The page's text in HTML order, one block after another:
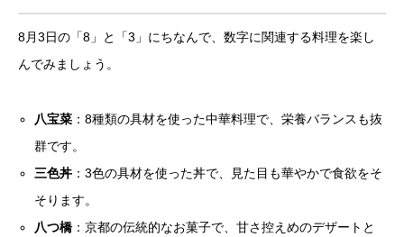
8月3日の「8」と「3」にちなんで、数字に関連する料理を楽し
んでみましょう。
八宝菜 ：8種類の具材を使った中華料理で、栄養バランスも抜
群です。
三色丼 ：3色の具材を使った丼で、見た目も華やかで食欲をそ
そります。
八つ橋 ：京都の伝統的なお菓子で、甘さ控えめのデザートと